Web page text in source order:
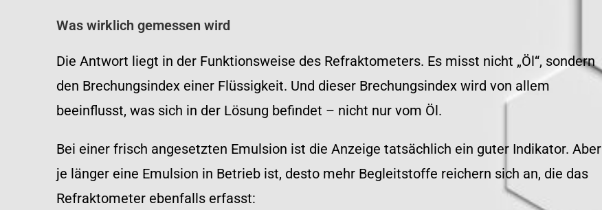
Was wirklich gemessen wird
Die Antwort liegt in der Funktionsweise des Refraktometers. Es misst nicht „Öl“, sondern
den Brechungsindex einer Flüssigkeit. Und dieser Brechungsindex wird von allem
beeinflusst, was sich in der Lösung befindet – nicht nur vom Öl.
Bei einer frisch angesetzten Emulsion ist die Anzeige tatsächlich ein guter Indikator. Aber
je länger eine Emulsion in Betrieb ist, desto mehr Begleitstoffe reichern sich an, die das
Refraktometer ebenfalls erfasst: